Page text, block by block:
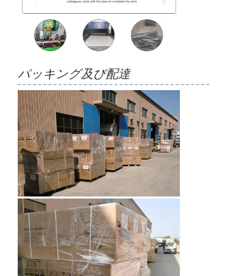
パッキング及び配達